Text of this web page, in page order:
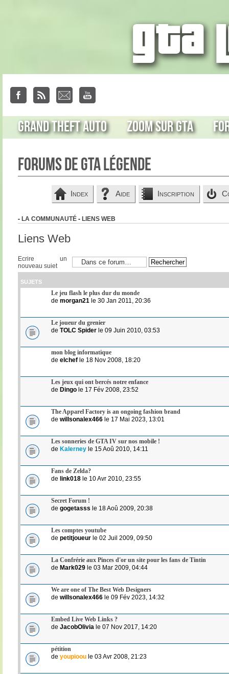
Grand Theft Auto Zoom sur GTA
Forums de GTA Légende
Index Aide Inscription
- LA COMMUNAUTÉ - LIENS WEB
Liens Web
Ecrire un
nouveau sujet
SUJETS
Le jeu flash le plus dur du monde
de morgan21 le 30 Jan 2011, 20:36
Le joueur du grenier
de TOLC Spiderle 09 Juin 2010, 03:53
mon blog informatique
de elchefle 18 Nov 2008, 18:20
Les jeux qui ont bercés notre enfance
de Dingole 17 Fév 2008, 23:52
The Apparel Factory is an ongoing fashion brand
de willsonalex466le 17 Mai 2023, 13:01
Les sonneries de GTA IV sur nos mobile !
de Kalerneyle 15 Aoû 2010, 14:11
Fans de Zelda?
de link018le 10 Avr 2010, 23:55
Secret Forum !
de gogetasss le 18 Aoû 2009, 20:38
Les comptes youtube
de petitjoueurle 02 Juil 2009, 09:50
La Confrérie aux Pinces d'or un site pour les fans de Tintin
de Mark029le 03 Mar 2009, 04:44
We are one of The Best Web Designers
de willsonalex466le 09 Fév 2023, 14:32
Embed Live Web Links ?
de JacobOlivia le 07 Nov 2017, 14:20
pétition
de youpiooule 03 Avr 2008, 21:23